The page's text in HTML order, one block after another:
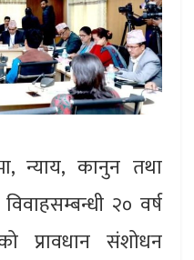
न्याय, कानुन तथा
२० वर्ष
प्रावधान संशोधन